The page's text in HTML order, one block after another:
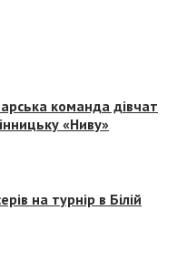
команда дівчат
«Ниву»
на турнір в Білій